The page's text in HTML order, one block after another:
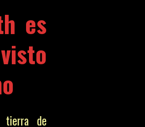
es
tierra de